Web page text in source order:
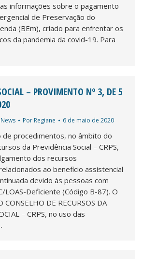
informações sobre o pagamento
de Preservação do
(BEm), criado para enfrentar os
da pandemia da covid-19. Para
– PROVIMENTO Nº 3, DE 5
Por Regiane 6 de maio de 2020
de procedimentos, no âmbito do
da Previdência Social – CRPS,
dos recursos
ao benefício assistencial
devido às pessoas com
LOAS-Deficiente (Código B-87). O
CONSELHO DE RECURSOS DA
– CRPS, no uso das